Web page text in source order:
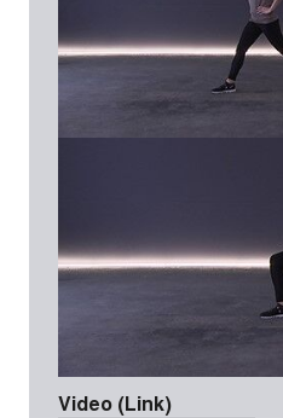
Video (Link)